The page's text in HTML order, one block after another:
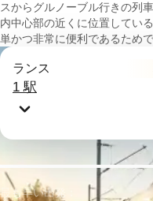
スからグルノーブル行きの列
内中心部の近くに位置してい
単かつ非常に便利であるためで
ランス
1 駅
最も早い出発：